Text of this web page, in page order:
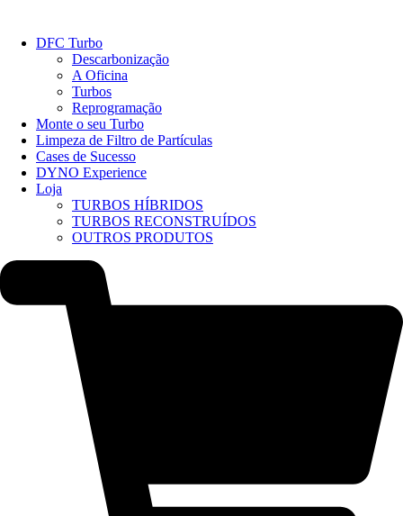
DFC Turbo
Descarbonização
A Oficina
Turbos
Reprogramação
Monte o seu Turbo
Limpeza de Filtro de Partículas
Cases de Sucesso
DYNO Experience
Loja
TURBOS HÍBRIDOS
TURBOS RECONSTRUÍDOS
OUTROS PRODUTOS